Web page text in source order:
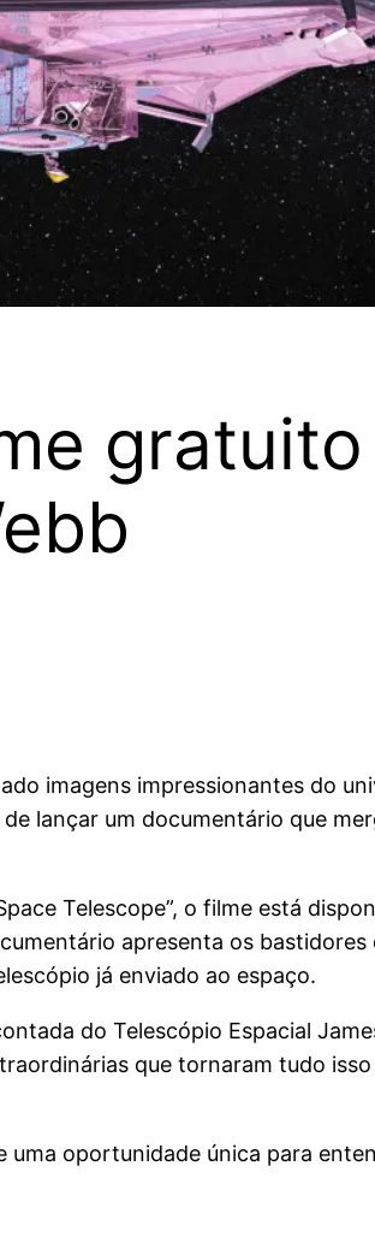
imagens impressionantes do
lançar um documentário que
Telescope”, o filme está
apresenta os
já enviado ao espaço.
do Telescópio Espacial
que tornaram tudo
oportunidade única para